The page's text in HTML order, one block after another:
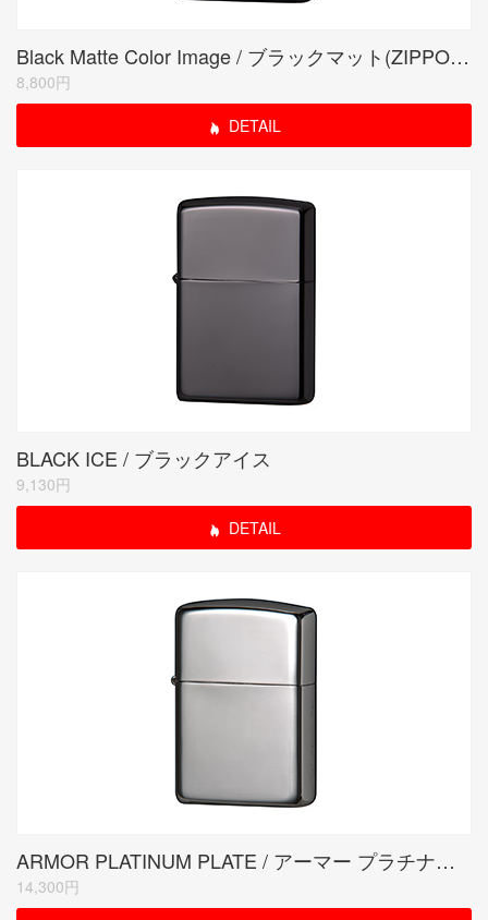
Black Matte Color Image / ブラックマット(ZIPPO LOGO)
8,800円
DETAIL
BLACK ICE / ブラックアイス
9,130円
DETAIL
ARMOR PLATINUM PLATE / アーマー プラチナプレート
14,300円